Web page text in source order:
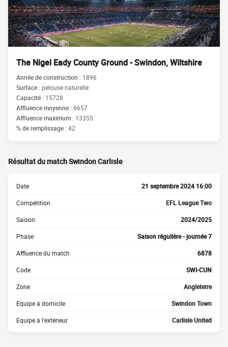
The Nigel Eady County Ground - Swindon, Wiltshire
Année de construction : 1896
Surface :pelouse naturelle
Capacité : 15728
Affluence moyenne :6657
Affluence maximum : 13355
% de remplissage :42
Résultat du match Swindon Carlisle
Date 21 septembre 2024 16:00
Compétition EFL League Two
Saison 2024/2025
Phase Saison régulière - journée 7
Affluence du match 6878
Code SWI-CUN
Zone Angleterre
Equipe à domicile Swindon Town
Equipe à l'extérieur Carlisle United